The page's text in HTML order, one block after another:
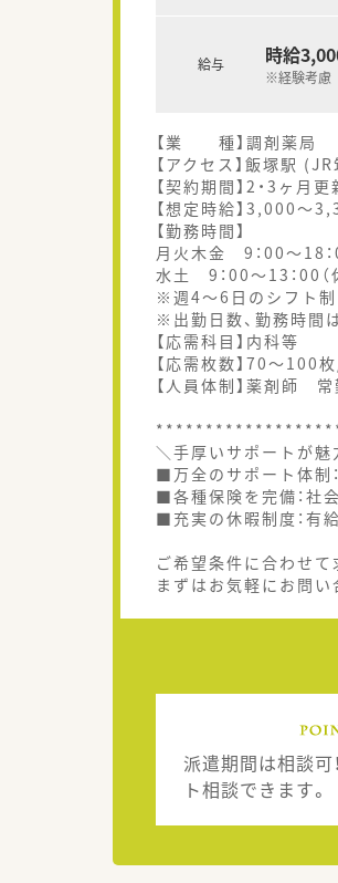
給与 時給
※経験考慮
【業 種】調剤薬局
【アクセス】飯塚駅
【契約期間】2・3ヶ月更
【想定時給】3,000～
【勤務時間】
月火木金 9：00～18：
水土 9：00～13：00（
※週4～6日のシフト制
※出勤日数、勤務時間
【応需科目】内科等
【応需枚数】70～100
【人員体制】薬剤師
＼手厚いサポートが
■万全のサポート体制
■各種保険を完備：社
■充実の休暇制度：有
ご希望条件に合わせて
まずはお気軽にお問い
派遣期間は相談可
ト相談できます。